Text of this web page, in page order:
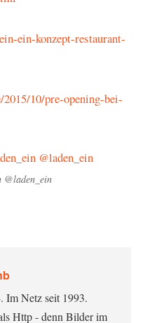
ein-konzept-restaurant-
10/pre-opening-bei-
@laden_ein
Im Netz seit 1993.
Http - denn Bilder im